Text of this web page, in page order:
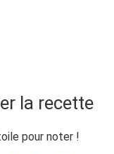
la recette
pour noter !